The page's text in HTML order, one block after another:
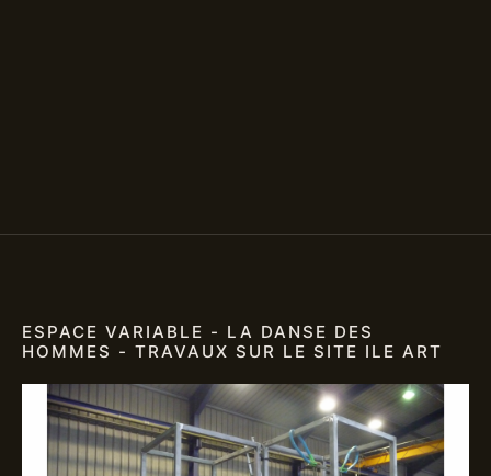
ESPACE VARIABLE - LA DANSE DES
HOMMES - TRAVAUX SUR LE SITE ILE ART